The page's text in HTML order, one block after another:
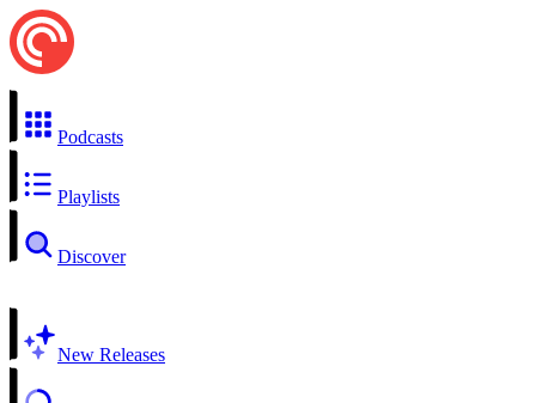
Podcasts
Playlists
Discover
New Releases